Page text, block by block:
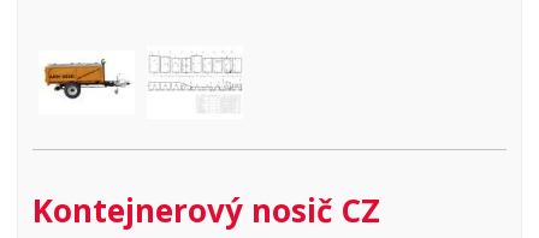
Kontejnerový nosič CZ